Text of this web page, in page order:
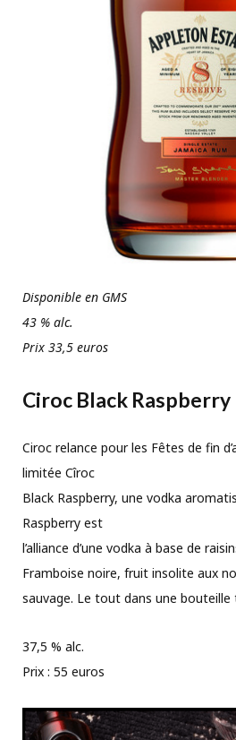
Disponible en GMS
43 % alc.
Prix 33,5 euros
Ciroc Black Raspberry
Ciroc relance pour les Fêtes de fin
limitée Cîroc
Black Raspberry, une vodka
Raspberry est
l’alliance d’une vodka à base de
Framboise noire, fruit insolite aux
sauvage. Le tout dans une
37,5 % alc.
Prix : 55 euros